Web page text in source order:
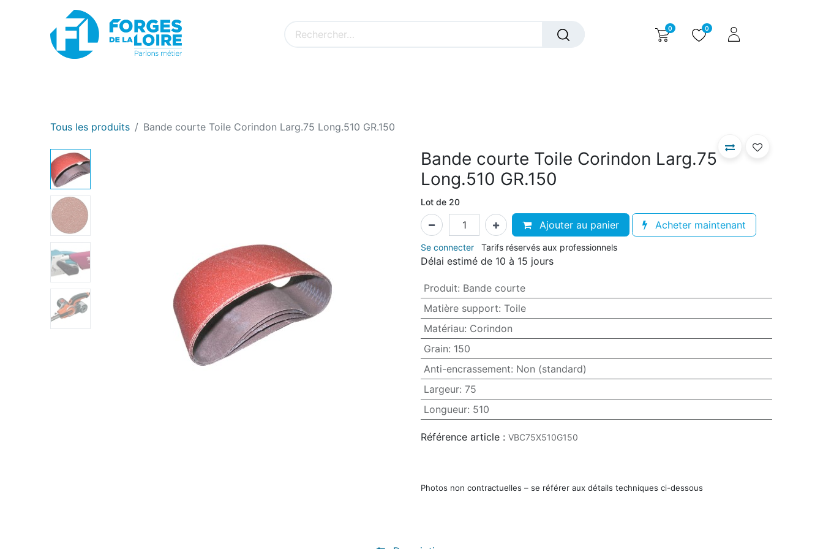
0 0
Tous les produits Bande courte Toile Corindon Larg.75 Long.510 GR.150
Bande courte Toile Corindon Larg.75
Long.510 GR.150
Lot de 20
Ajouter au panier Acheter maintenant
Se connecter Tarifs réservés aux professionnels
Délai estimé de 10 à 15 jours
Produit: Bande courte
Matière support: Toile
Matériau: Corindon
Grain: 150
Anti-encrassement: Non (standard)
Largeur: 75
Longueur: 510
Référence article : VBC75X510G150
Photos non contractuelles – se référer aux détails techniques ci-dessous